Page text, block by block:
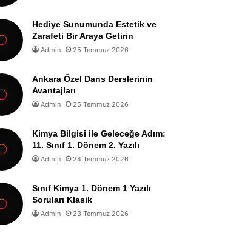
Hediye Sunumunda Estetik ve
Zarafeti Bir Araya Getirin
Admin 25 Temmuz 2026
Ankara Özel Dans Derslerinin
Avantajları
Admin 25 Temmuz 2026
Kimya Bilgisi ile Geleceğe Adım:
11. Sınıf 1. Dönem 2. Yazılı
Admin 24 Temmuz 2026
Sınıf Kimya 1. Dönem 1 Yazılı
Soruları Klasik
Admin 23 Temmuz 2026